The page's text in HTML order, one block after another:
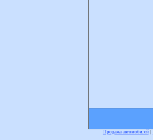
Продажа автомобилей|